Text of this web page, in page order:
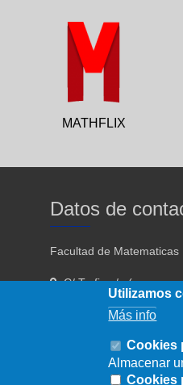
MATHFLIX
Datos de
Facultad de Matematicas
C/ Tarfia s/n (acceso
Sevilla - 41012
fmatematicas@us.es
Utilizamos
Más info
Cookies
Almacenar
Cookies